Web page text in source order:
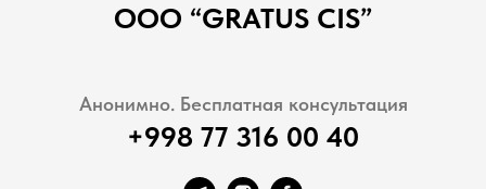
ООО “GRATUS CIS”
Анонимно. Бесплатная консультация
+998 77 316 00 40